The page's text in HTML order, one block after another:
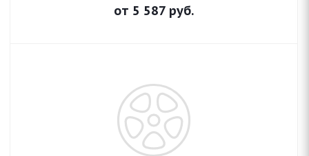
от 5 587 руб.